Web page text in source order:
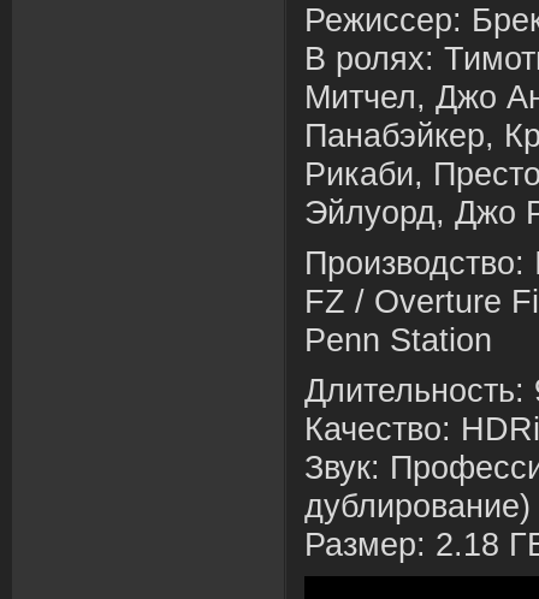
Режиссер:
В ролях:
Митчел, Джо
Панабэйкер,
Рикаби,
Эйлуорд, Джо
FZ / Overture
Penn Station
Качество:
Звук:
Размер: 2.18